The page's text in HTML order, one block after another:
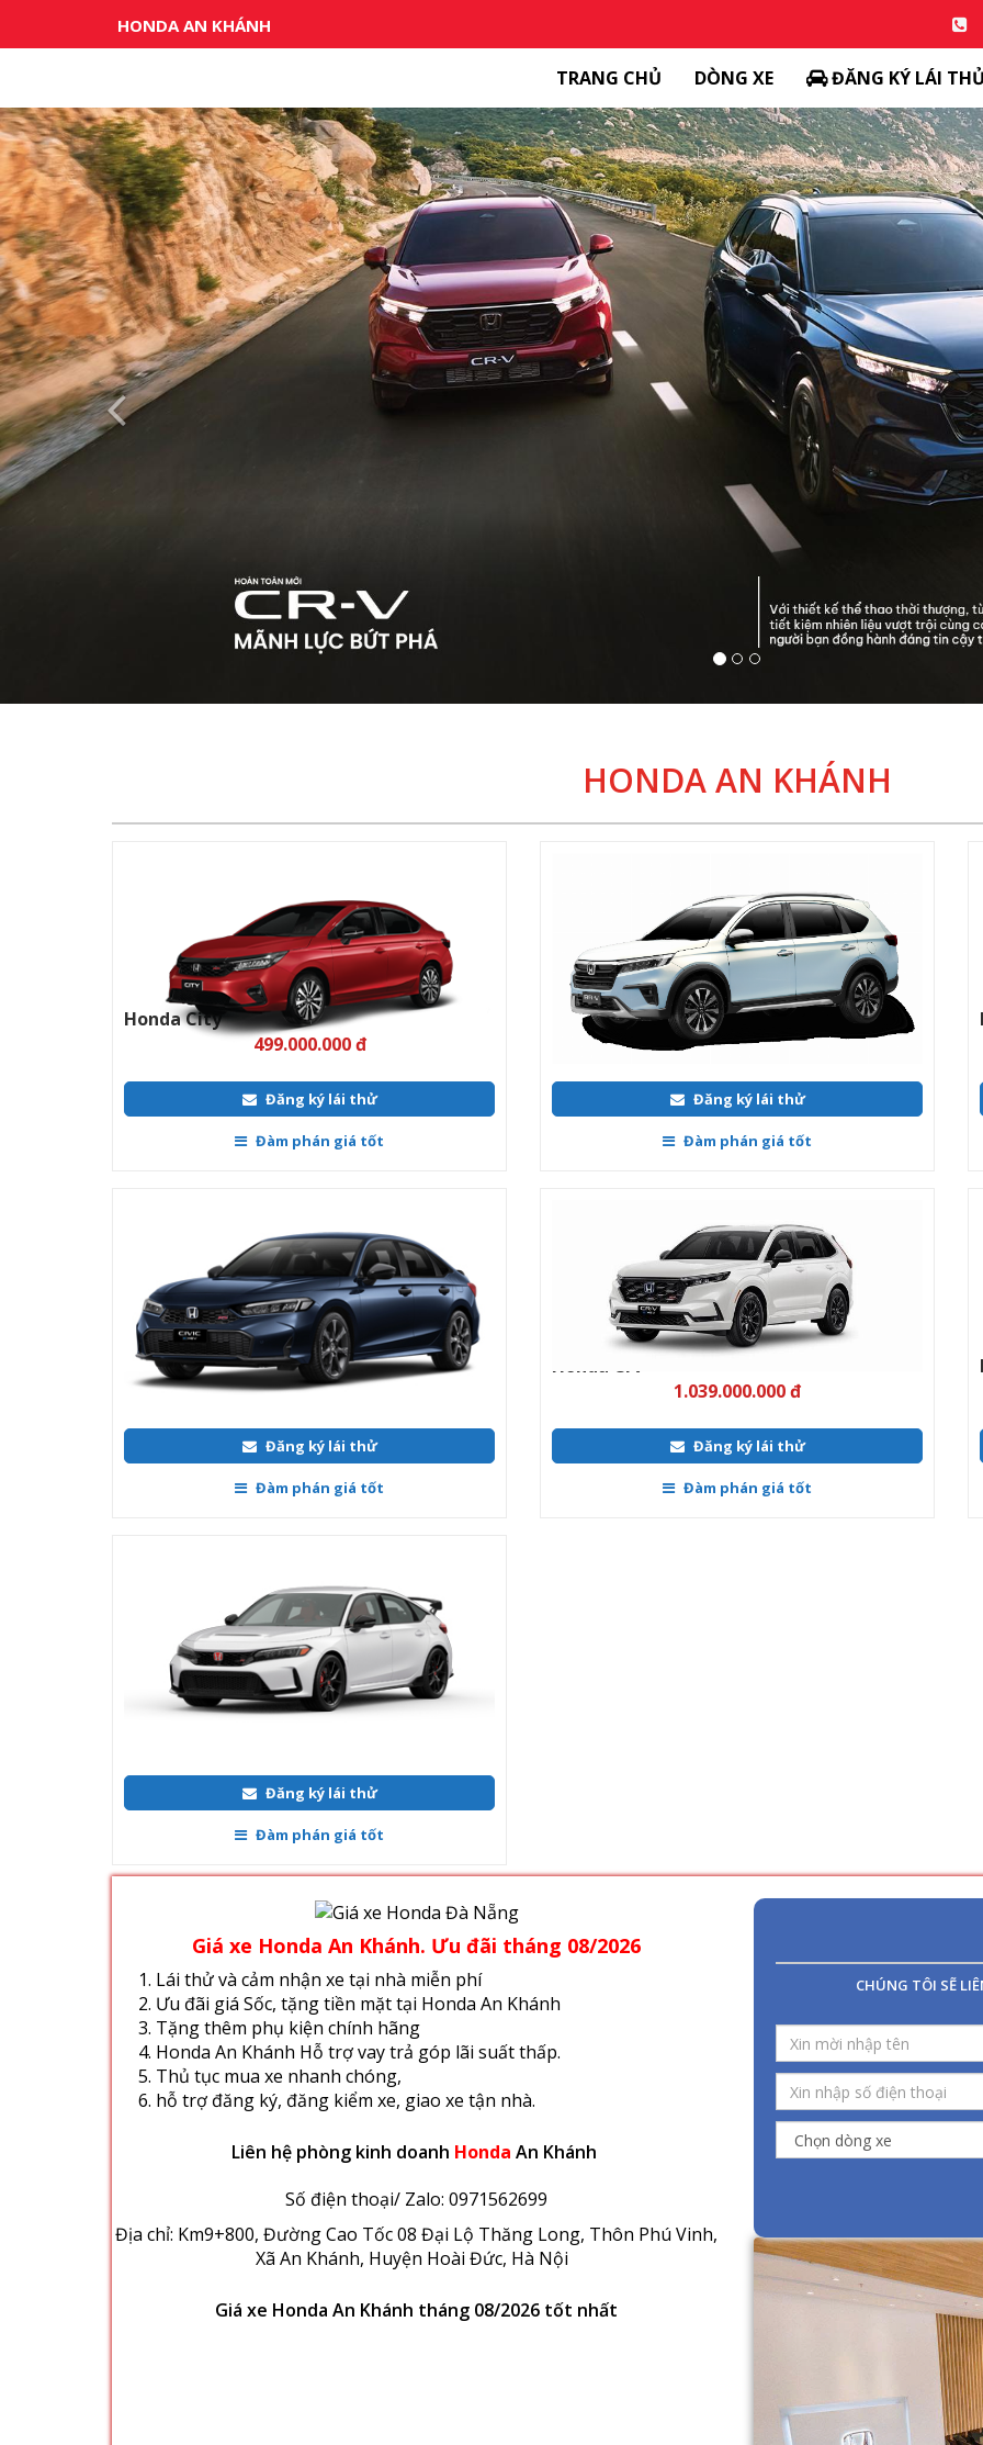
HONDA AN KHÁNH
TRANG CHỦ DÒNG XE ĐĂNG KÝ LÁI
Previous
HONDA AN KHÁNH
499.000.000 đ
Đăng ký lái thử
Đàm phán giá tốt
629.000.000 đ
Đăng ký lái thử
Đàm phán giá tốt
789.000.000 đ
Đăng ký lái thử
Đàm phán giá tốt
1.039.000.000 đ
Đăng ký lái thử
Đàm phán giá tốt
2.999.000.000 đ
Đăng ký lái thử
Đàm phán giá tốt
Giá xe Honda An Khánh. Ưu đãi tháng
Lái thử và cảm nhận xe tại nhà miễn phí
Ưu đãi giá Sốc, tặng tiền mặt tại HondaAn Khánh
Hỗ trợ vay trả góp lãi suất thấp.
Thủ tục mua xe nhanh chóng,
hỗ trợ đăng ký, đăng kiểm xe, giao xe tận nhà.
Liên hệ phòng kinh doanhHondaAn Khánh
Số điện thoại/ Zalo:0971562699
Địa chỉ: Km9+800, Đường Cao Tốc 08 Đại Lộ Thăng Long, Thôn Phú Vinh,